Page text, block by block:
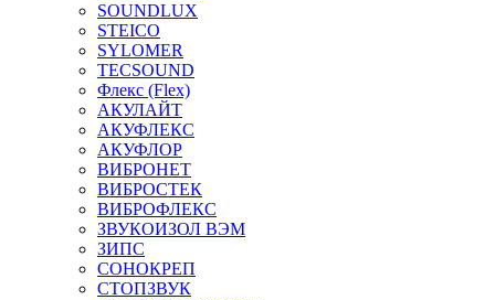
SOUNDLUX
STEICO
SYLOMER
TECSOUND
Флекс (Flex)
АКУЛАЙТ
АКУФЛЕКС
АКУФЛОР
ВИБРОНЕТ
ВИБРОСТЕК
ВИБРОФЛЕКС
ЗВУКОИЗОЛ ВЭМ
ЗИПС
СОНОКРЕП
СТОПЗВУК